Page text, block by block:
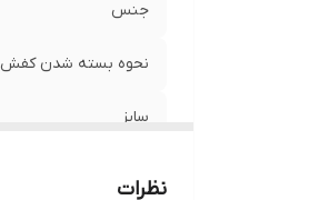
جنس
نحوه بسته شدن کفش
سایز
نظرات